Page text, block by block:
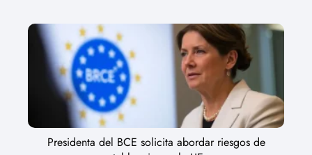
Presidenta del BCE solicita abordar riesgos de